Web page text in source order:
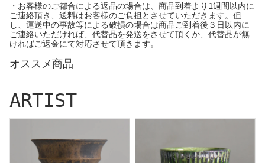
・お客様のご都合による返品の場合は、商品到着より1週間以内に
ご連絡頂き、送料はお客様のご負担とさせていただきます。但
し、運送中の事故等による破損の場合は商品ご到着後３日以内に
ご連絡いただければ、代替品を発送をさせて頂くか、代替品が無
ければご返金にて対応させて頂きます。
オススメ商品
ARTIST